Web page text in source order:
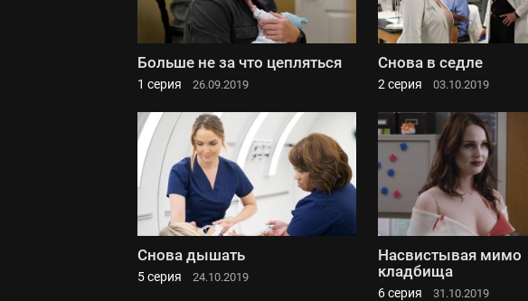
Больше не за что цепляться
1 серия 26.09.2019
Снова в седле
2 серия 03.10.2019
Снова дышать
5 серия 24.10.2019
Насвистывая мимо
кладбища
6 серия 31.10.2019